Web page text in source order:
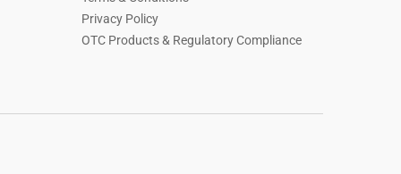
Privacy Policy
OTC Products & Regulatory Compliance